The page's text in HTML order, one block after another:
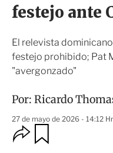
festejo ante
El relevista
festejo prohibido; Pat
"avergonzado"
Por: Ricardo
27 de mayo de 2026 - 14:12
O
p